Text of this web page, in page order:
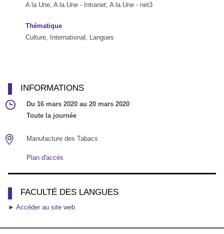
A la Une, A la Une - Intranet, A la Une - net3
Thématique
Culture, International, Langues
INFORMATIONS
Du 16 mars 2020 au 20 mars 2020
Toute la journée
Manufacture des Tabacs
Plan d'accès
FACULTÉ DES LANGUES
► Accéder au site web